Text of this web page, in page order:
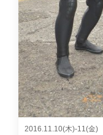
2016.11.10(木)-11(金)